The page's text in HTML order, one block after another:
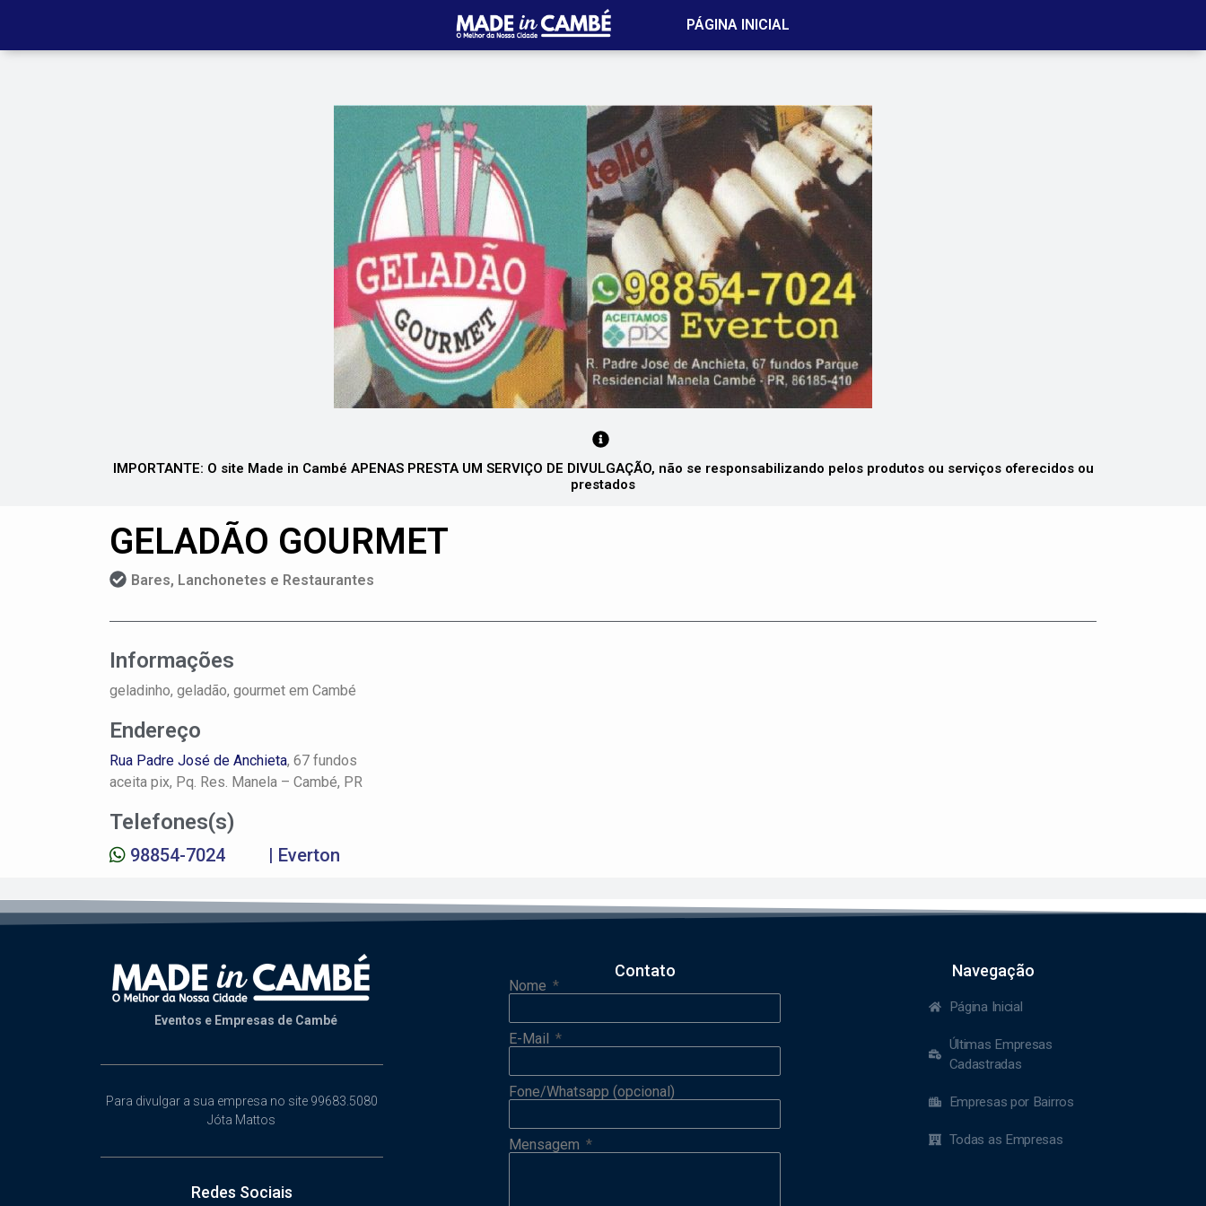
PÁGINA INICIAL
IMPORTANTE: O site Made in Cambé APENAS PRESTA UM SERVIÇO DE DIVULGAÇÃO, não se responsabilizando pelos produtos ou serviços oferecidos ou
prestados
GELADÃO GOURMET
Bares, Lanchonetes e Restaurantes
Informações
geladinho, geladão, gourmet em Cambé
Endereço
Rua Padre José de Anchieta, 67 fundos
aceita pix, Pq. Res. Manela – Cambé, PR
Telefones(s)
98854-7024 | Everton
Eventos e Empresas de Cambé
Para divulgar a sua empresa no site 99683.5080
Jóta Mattos
Redes Sociais
Contato
Nome
E-Mail
Fone/Whatsapp (opcional)
Mensagem
Navegação
Página Inicial
Últimas Empresas
Cadastradas
Empresas por Bairros
Todas as Empresas